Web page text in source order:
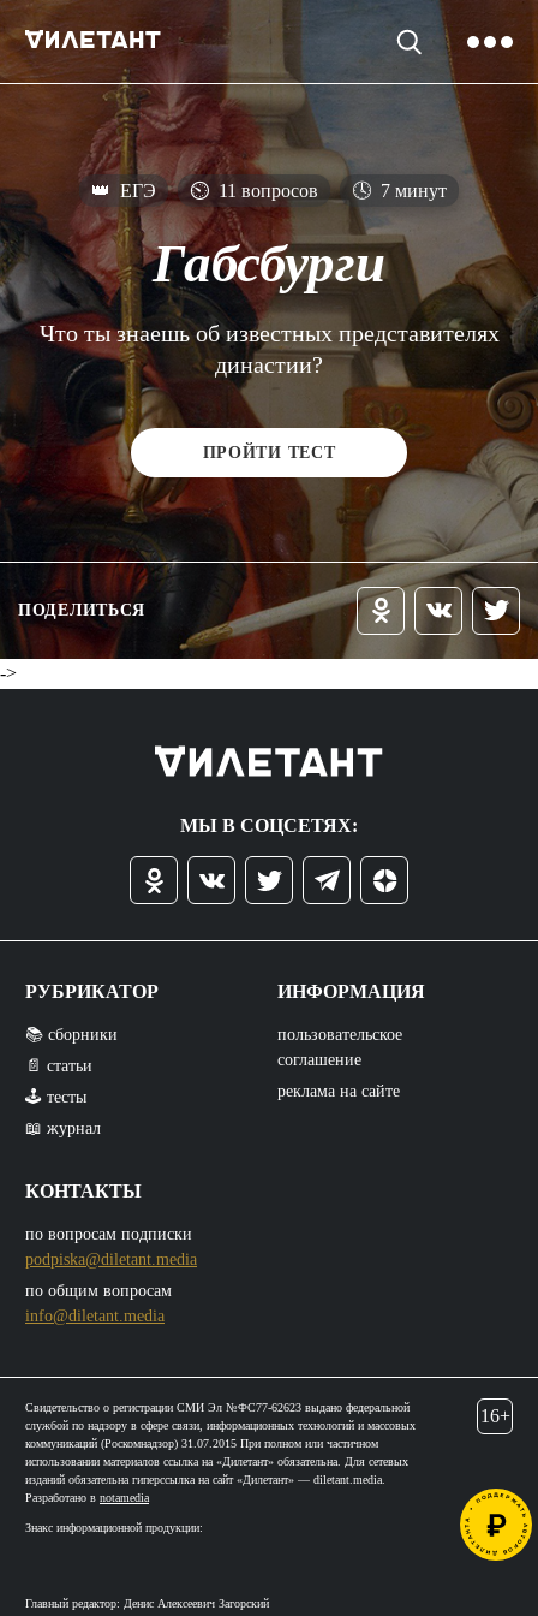
👑 ЕГЭ ⏲ 11 вопросов 🕓 7 минут
Габсбурги
Что ты знаешь об известных представителях
династии?
ПРОЙТИ ТЕСТ
ПОДЕЛИТЬСЯ
->
МЫ В СОЦСЕТЯХ:
РУБРИКАТОР
📚 сборники
📄 статьи
🕹️ тесты
📖 журнал
КОНТАКТЫ
по вопросам подписки
podpiska@diletant.media
по общим вопросам
info@diletant.media
ИНФОРМАЦИЯ
пользовательское
соглашение
реклама на сайте
Свидетельство о регистрации СМИ Эл №ФС77-62623 выдано федеральной
службой по надзору в сфере связи, информационных технологий и массовых
коммуникаций (Роскомнадзор) 31.07.2015 При полном или частичном
использовании материалов ссылка на «Дилетант» обязательна. Для сетевых
изданий обязательна гиперссылка на сайт «Дилетант» — diletant.media.
Разработано в notamedia
Знакс информационной продукции:
Главный редактор: Денис Алексеевич Загорский
16+